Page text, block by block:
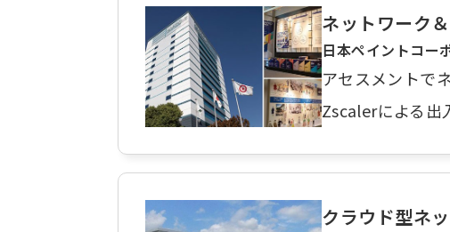
ネットワーク
日本ペイントコー
アセスメントで
Zscalerによる出
クラウド型ネ